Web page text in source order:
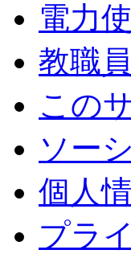
電力
教職
この
ソー
個人
プラ